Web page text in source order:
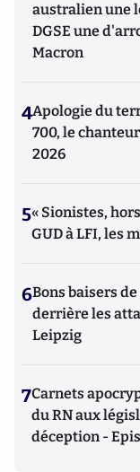
australien une
DGSE une
Macron
4Apologie du
700, le chanteur
2026
5« Sionistes,
GUD à LFI, les
6Bons baisers
derrière les
Leipzig
7Carnets
du RN aux
déception -